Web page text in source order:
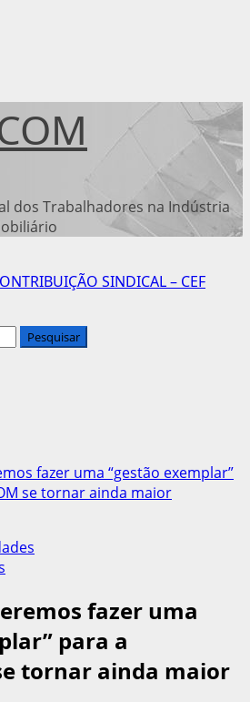
dos Trabalhadores na Indústria
SINDICAL – CEF
fazer uma “gestão exemplar”
se tornar ainda maior
fazer uma
para a
tornar ainda maior